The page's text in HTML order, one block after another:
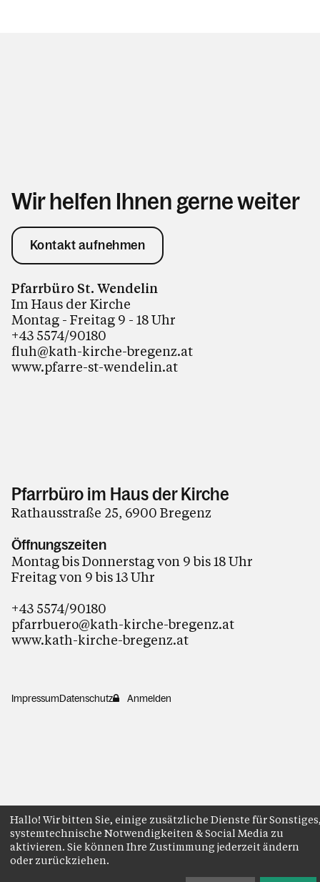
Wir helfen Ihnen gerne weiter
Kontakt aufnehmen
Pfarrbüro St. Wendelin
Im Haus der Kirche
Montag - Freitag 9 - 18 Uhr
+43 5574/90180
fluh@kath-kirche-bregenz.at
www.pfarre-st-wendelin.at
Pfarrbüro im Haus der Kirche
Rathausstraße 25, 6900 Bregenz
Öffnungszeiten
Montag bis Donnerstag von 9 bis 18 Uhr
Freitag von 9 bis 13 Uhr
+43 5574/90180
pfarrbuero@kath-kirche-bregenz.at
www.kath-kirche-bregenz.at
ImpressumDatenschutz Anmelden
Hallo! Wir bitten Sie, einige zusätzliche Dienste für
systemtechnische Notwendigkeiten & Social Media zu
aktivieren. Sie können Ihre Zustimmung jederzeit ändern
oder zurückziehen.